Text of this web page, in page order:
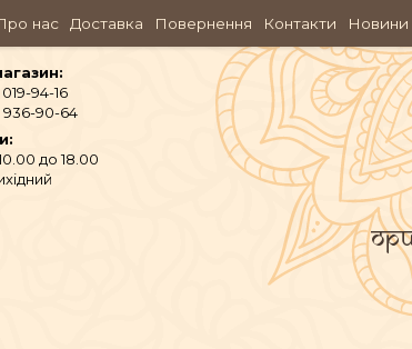
нас Доставка Повернення Контакти Новини
94-16
936-90-64
до 18.00